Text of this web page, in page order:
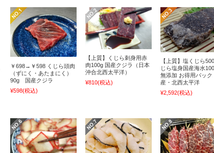
￥698→￥598 くじら頭肉
（ずにく・あたまにく）
90g 国産クジラ
¥598(税込)
【上質】くじら刺身用赤
肉100g 国産クジラ（日本
沖合北西太平洋）
¥810(税込)
【上質】塩くじら
じら塩身国産海水
無添加 お得用パック
産・北西太平洋
¥2,592(税込)